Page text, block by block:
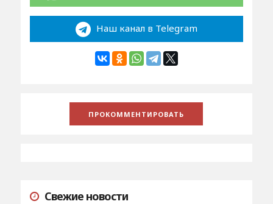
Наш канал в Telegram
Свежие новости